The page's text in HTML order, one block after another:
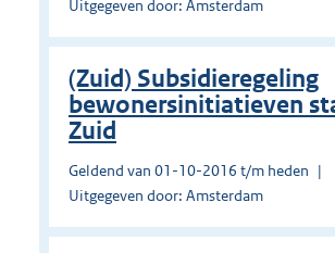
Uitgegeven door: Amsterdam
(Zuid) Subsidieregeling
bewonersinitiatieven
Zuid
Geldend van 01-10-2016 t/m heden
Uitgegeven door: Amsterdam